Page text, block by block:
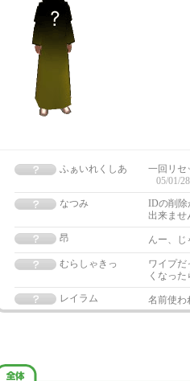
ふぁいれくしあ
一回リセ
05/01/
なつみ
IDの削除
出来ませ
昂
んー、じ
むらしゃきっ
ワイプだ
くなった
レイラム
名前使わ